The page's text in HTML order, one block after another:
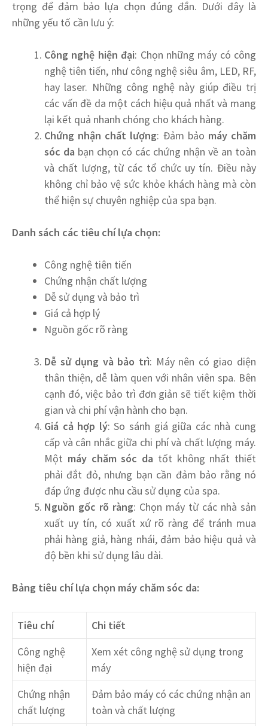
trọng để đảm bảo lựa chọn đúng đắn. Dưới đây là
những yếu tố cần lưu ý:
Công nghệ hiện đại: Chọn những máy có công
nghệ tiên tiến, như công nghệ siêu âm, LED, RF,
hay laser. Những công nghệ này giúp điều trị
các vấn đề da một cách hiệu quả nhất và mang
lại kết quả nhanh chóng cho khách hàng.
Chứng nhận chất lượng: Đảm bảo máy chăm
sóc da bạn chọn có các chứng nhận về an toàn
và chất lượng, từ các tổ chức uy tín. Điều này
không chỉ bảo vệ sức khỏe khách hàng mà còn
thể hiện sự chuyên nghiệp của spa bạn.
Danh sách các tiêu chí lựa chọn:
Công nghệ tiên tiến
Chứng nhận chất lượng
Dễ sử dụng và bảo trì
Giá cả hợp lý
Nguồn gốc rõ ràng
Dễ sử dụng và bảo trì: Máy nên có giao diện
thân thiện, dễ làm quen với nhân viên spa. Bên
cạnh đó, việc bảo trì đơn giản sẽ tiết kiệm thời
gian và chi phí vận hành cho bạn.
Giá cả hợp lý: So sánh giá giữa các nhà cung
cấp và cân nhắc giữa chi phí và chất lượng máy.
Một máy chăm sóc da tốt không nhất thiết
phải đắt đỏ, nhưng bạn cần đảm bảo rằng nó
đáp ứng được nhu cầu sử dụng của spa.
Nguồn gốc rõ ràng: Chọn máy từ các nhà sản
xuất uy tín, có xuất xứ rõ ràng để tránh mua
phải hàng giả, hàng nhái, đảm bảo hiệu quả và
độ bền khi sử dụng lâu dài.
Bảng tiêu chí lựa chọn máy chăm sóc da:
Tiêu chí
Chi tiết
Công nghệ
hiện đại
Xem xét công nghệ sử dụng trong
máy
Chứng nhận
chất lượng
Đảm bảo máy có các chứng nhận an
toàn và chất lượng